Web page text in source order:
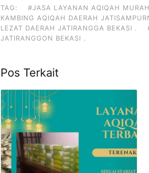
TAG: #JASA LAYANAN AQIQAH
KAMBING AQIQAH DAERAH
LEZAT DAERAH JATIRANGGA BEKASI .
JATIRANGGON BEKASI .
Pos Terkait